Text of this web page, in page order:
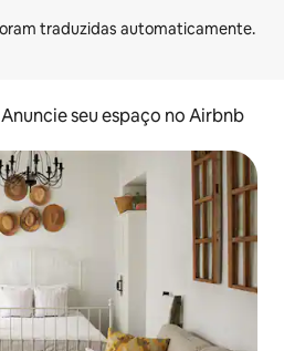
Anuncie seu espaço no Airbnb